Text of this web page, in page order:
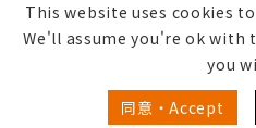
個人情報保護方針 / Web
This website uses cookies
We'll assume you're ok
you
同意・Accept